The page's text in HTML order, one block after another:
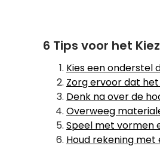
6 Tips voor het
Kies een onderstel
Zorg ervoor dat
Denk na over de
Overweeg
Speel met vormen
Houd rekening